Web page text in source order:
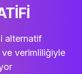
alternatif
ve verimliliğiyle